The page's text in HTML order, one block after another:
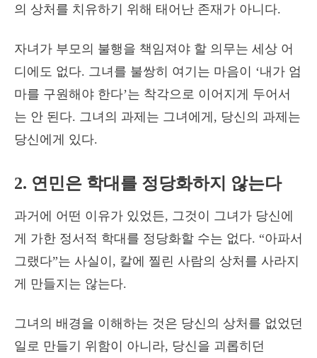
의 상처를 치유하기 위해 태어난 존재가 아니다.
자녀가 부모의 불행을 책임져야 할 의무는 세상 어
디에도 없다. 그녀를 불쌍히 여기는 마음이 ‘내가 엄
마를 구원해야 한다’는 착각으로 이어지게 두어서
는 안 된다. 그녀의 과제는 그녀에게, 당신의 과제는
당신에게 있다.
2. 연민은 학대를 정당화하지 않는다
과거에 어떤 이유가 있었든, 그것이 그녀가 당신에
게 가한 정서적 학대를 정당화할 수는 없다. “아파서
그랬다”는 사실이, 칼에 찔린 사람의 상처를 사라지
게 만들지는 않는다.
그녀의 배경을 이해하는 것은 당신의 상처를 없었던
일로 만들기 위함이 아니라, 당신을 괴롭히던